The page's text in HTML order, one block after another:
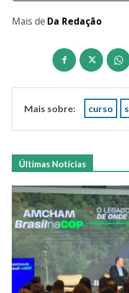
Mais de Da Redação
Mais sobre: curso
Últimas Notícias